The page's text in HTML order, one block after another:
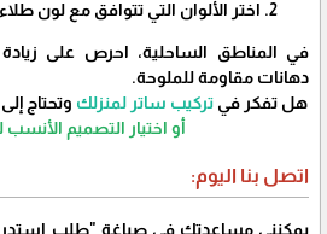
​اختر الألوان التي تتوافق مع لون
​في المناطق الساحلية، احرص على
دهانات مقاومة للملوحة.
​هل تفكر في تركيب ساتر لمنزلك وتحتاج إلى
أو اختيار التصميم الأنسب
اتصل بنا اليوم:
يمكنني مساعدتك في صياغة "طلب